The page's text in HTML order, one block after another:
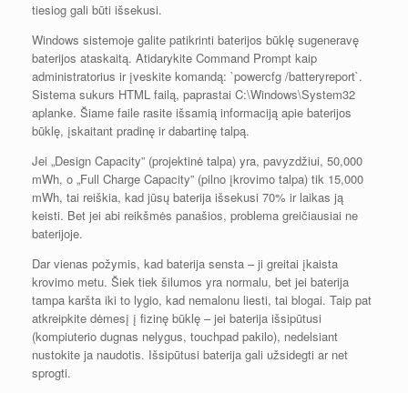
tiesiog gali būti išsekusi.
Windows sistemoje galite patikrinti baterijos būklę sugeneravę
baterijos ataskaitą. Atidarykite Command Prompt kaip
administratorius ir įveskite komandą: `powercfg /batteryreport`.
Sistema sukurs HTML failą, paprastai C:\Windows\System32
aplanke. Šiame faile rasite išsamią informaciją apie baterijos
būklę, įskaitant pradinę ir dabartinę talpą.
Jei „Design Capacity” (projektinė talpa) yra, pavyzdžiui, 50,000
mWh, o „Full Charge Capacity” (pilno įkrovimo talpa) tik 15,000
mWh, tai reiškia, kad jūsų baterija išsekusi 70% ir laikas ją
keisti. Bet jei abi reikšmės panašios, problema greičiausiai ne
baterijoje.
Dar vienas požymis, kad baterija sensta – ji greitai įkaista
krovimo metu. Šiek tiek šilumos yra normalu, bet jei baterija
tampa karšta iki to lygio, kad nemalonu liesti, tai blogai. Taip pat
atkreipkite dėmesį į fizinę būklę – jei baterija išsipūtusi
(kompiuterio dugnas nelygus, touchpad pakilo), nedelsiant
nustokite ja naudotis. Išsipūtusi baterija gali užsidegti ar net
sprogti.